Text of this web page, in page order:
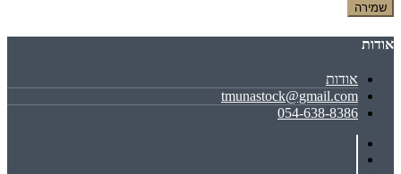
שמירה
אודות
אודות
tmunastock@gmail.com
054-638-8386